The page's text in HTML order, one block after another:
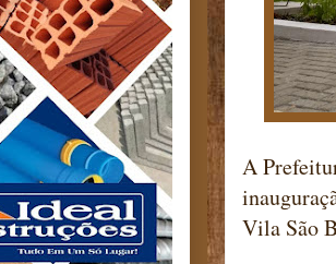
A
Vila São